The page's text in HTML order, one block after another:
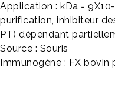
Application : kDa =
purification, inhibiteur
PT) dépendant
Source : Souris
Immunogène : FX bovin